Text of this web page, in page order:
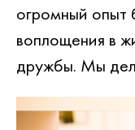
огромный опыт
воплощения в
дружбы. Мы